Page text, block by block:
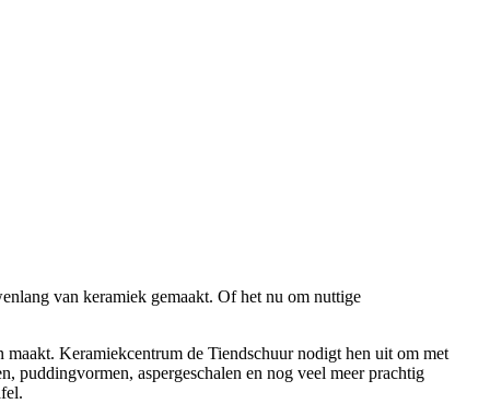
van keramiek gemaakt. Of het nu om nuttige
maakt. Keramiekcentrum de Tiendschuur nodigt hen uit om met
puddingvormen, aspergeschalen en nog veel meer prachtig